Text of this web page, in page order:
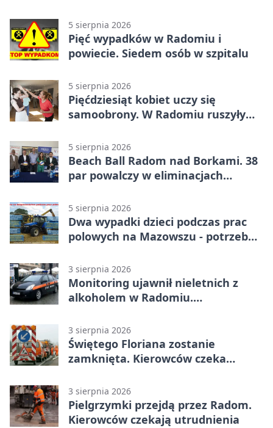
5 sierpnia 2026
Pięć wypadków w Radomiu i
powiecie. Siedem osób w szpitalu
5 sierpnia 2026
Pięćdziesiąt kobiet uczy się
samoobrony. W Radomiu ruszyły
5 sierpnia 2026
Beach Ball Radom nad Borkami. 38
par powalczy w eliminacjach
5 sierpnia 2026
Dwa wypadki dzieci podczas prac
polowych na Mazowszu - potrzebna
3 sierpnia 2026
Monitoring ujawnił nieletnich z
alkoholem w Radomiu.
3 sierpnia 2026
Świętego Floriana zostanie
zamknięta. Kierowców czeka
3 sierpnia 2026
Pielgrzymki przejdą przez Radom.
Kierowców czekają utrudnienia